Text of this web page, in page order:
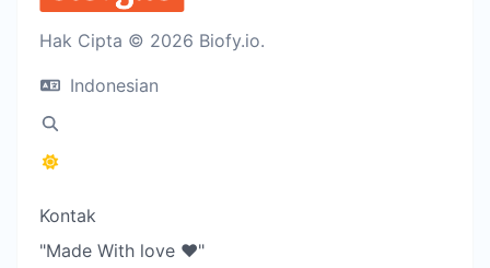
Hak Cipta © 2026 Biofy.io.
Indonesian
Kontak
"Made With love ❤️"